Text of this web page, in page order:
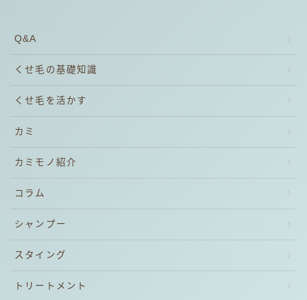
Q&A
くせ毛の基礎知識
くせ毛を活かす
カミ
カミモノ紹介
コラム
シャンプー
スタイング
トリートメント